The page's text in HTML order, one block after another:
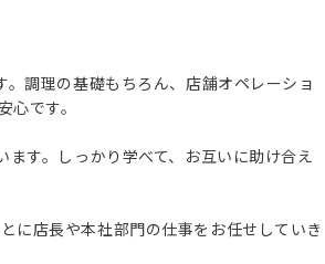
調理の基礎もちろん、店舗オペレーショ
心です。
す。しっかり学べて、お互いに助け合え
に店長や本社部門の仕事をお任せしていき